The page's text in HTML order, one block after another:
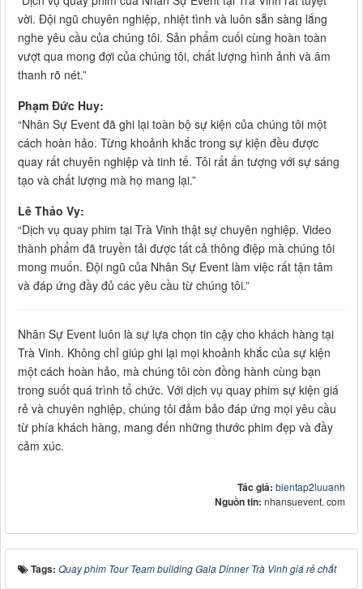
vời. Đội ngũ chuyên nghiệp, nhiệt tình và luôn sẵn sàng lắng
nghe yêu cầu của chúng tôi. Sản phẩm cuối cùng hoàn toàn
vượt qua mong đợi của chúng tôi, chất lượng hình ảnh và âm
thanh rõ nét.”
Phạm Đức Huy:
“Nhân Sự Event đã ghi lại toàn bộ sự kiện của chúng tôi một
cách hoàn hảo. Từng khoảnh khắc trong sự kiện đều được
quay rất chuyên nghiệp và tinh tế. Tôi rất ấn tượng với sự sáng
tạo và chất lượng mà họ mang lại.”
Lê Thảo Vy:
“Dịch vụ quay phim tại Trà Vinh thật sự chuyên nghiệp. Video
thành phẩm đã truyền tải được tất cả thông điệp mà chúng tôi
mong muốn. Đội ngũ của Nhân Sự Event làm việc rất tận tâm
và đáp ứng đầy đủ các yêu cầu từ chúng tôi.”
Nhân Sự Event luôn là sự lựa chọn tin cậy cho khách hàng tại
Trà Vinh. Không chỉ giúp ghi lại mọi khoảnh khắc của sự kiện
một cách hoàn hảo, mà chúng tôi còn đồng hành cùng bạn
trong suốt quá trình tổ chức. Với dịch vụ quay phim sự kiện giá
rẻ và chuyên nghiệp, chúng tôi đảm bảo đáp ứng mọi yêu cầu
từ phía khách hàng, mang đến những thước phim đẹp và đầy
cảm xúc.
Tác giả: bientap2luuanh
Nguồn tin: nhansuevent. com
Tags: Quay phim Tour Team building Gala Dinner Trà Vinh giá rẻ chất